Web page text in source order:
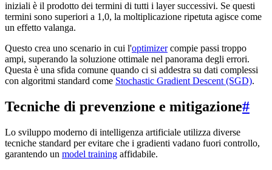
iniziali è il prodotto dei termini di tutti i layer successivi. Se questi
termini sono superiori a 1,0, la moltiplicazione ripetuta agisce come
un effetto valanga.
Questo crea uno scenario in cui l'optimizercompie passi troppo
ampi, superando la soluzione ottimale nel panorama degli errori.
Questa è una sfida comune quando ci si addestra su dati complessi
con algoritmi standard come Stochastic Gradient Descent (SGD).
Tecniche di prevenzione e mitigazione#
Lo sviluppo moderno di intelligenza artificiale utilizza diverse
tecniche standard per evitare che i gradienti vadano fuori controllo,
garantendo un model training affidabile.